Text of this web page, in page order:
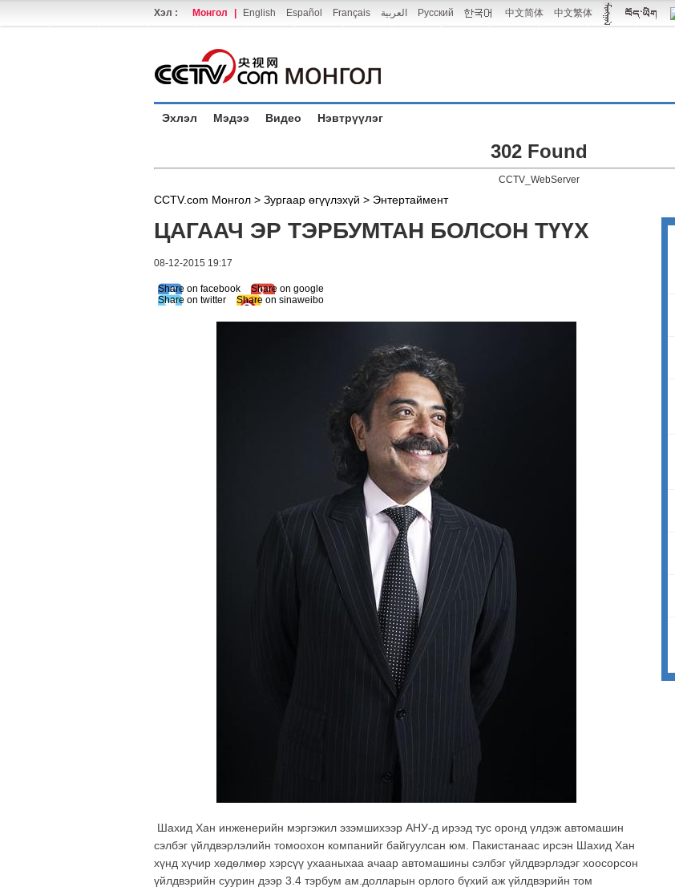
Хэл : Монгол English Español Français العربية Русский 中文简体 中文繁体
Эхлэл Мэдээ Видео Нэвтрүүлэг
302 Found
CCTV_WebServer
CCTV.com Монгол > Зургаар өгүүлэхүй > Энтертаймент
ЦАГААЧ ЭР ТЭРБУМТАН БОЛСОН ТҮҮХ
08-12-2015 19:17
Share on facebook
Share on google
Share on twitter
Share on sinaweibo
Шахид Хан инженерийн мэргэжил эзэмшихээр АНУ-д ирээд тус оронд үлдэж автомашин
сэлбэг үйлдвэрлэлийн томоохон компанийг байгуулсан юм. Пaкистанаас ирсэн Шахид Хан
хүнд хүчир хөдөлмөр хэрсүү ухааныхаа ачаар автомашины сэлбэг үйлдвэрлэдэг хоосорсон
үйлдвэрийн суурин дээр 3.4 тэрбум ам.долларын орлого бүхий аж үйлдвэрийн том